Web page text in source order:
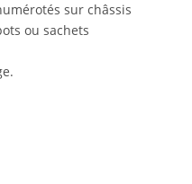
sur châssis
ou sachets